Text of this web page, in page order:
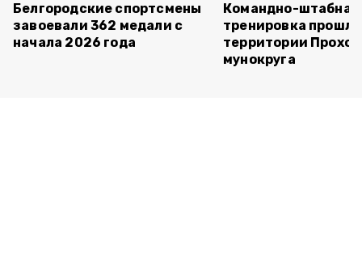
Белгородские спортсмены
завоевали 362 медали с
начала 2026 года
Командно-штабная
тренировка
территории
мунокруга